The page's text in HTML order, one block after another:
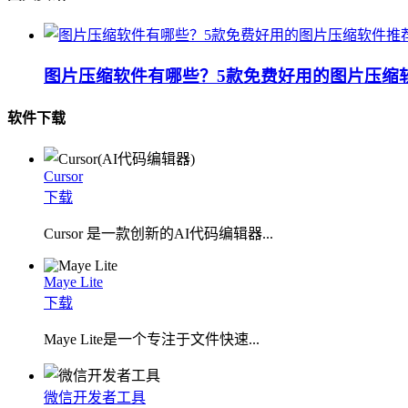
图片压缩软件有哪些？5款免费好用的图片压缩
软件下载
Cursor
下载
Cursor 是一款创新的AI代码编辑器...
Maye Lite
下载
​Maye Lite是一个专注于文件快速...
微信开发者工具